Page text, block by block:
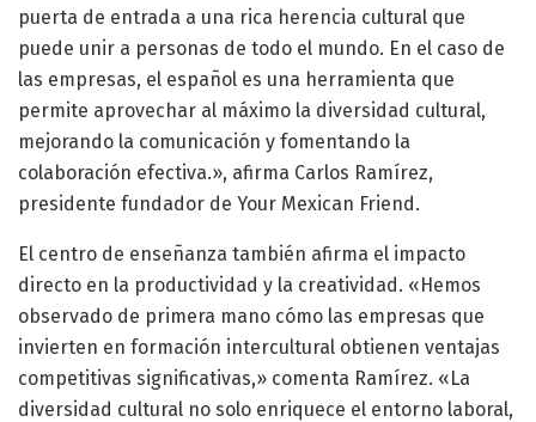
puerta de entrada a una rica herencia cultural que
puede unir a personas de todo el mundo. En el caso de
las empresas, el español es una herramienta que
permite aprovechar al máximo la diversidad cultural,
mejorando la comunicación y fomentando la
colaboración efectiva.», afirma Carlos Ramírez,
presidente fundador de Your Mexican Friend.
El centro de enseñanza también afirma el impacto
directo en la productividad y la creatividad. «Hemos
observado de primera mano cómo las empresas que
invierten en formación intercultural obtienen ventajas
competitivas significativas,» comenta Ramírez. «La
diversidad cultural no solo enriquece el entorno laboral,